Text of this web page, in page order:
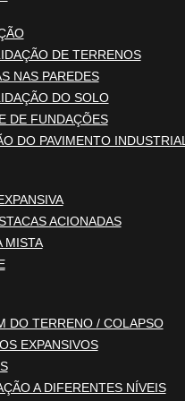
DE TERRENOS
NAS PAREDES
DO SOLO
DE FUNDAÇÕES
DO PAVIMENTO INDUSTRIAL
ACIONADAS
MISTA
DO TERRENO / COLAPSO
EXPANSIVOS
A DIFERENTES NÍVEIS